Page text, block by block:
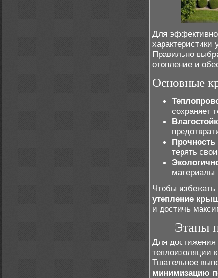
Для
характеристики
Правильно
отопление и
Основные
сохраняет
Прочность
терять
материалы
Чтобы
утепление
и достичь
Этапы
Для
теплоизоляции
Тщательное
минимизацию